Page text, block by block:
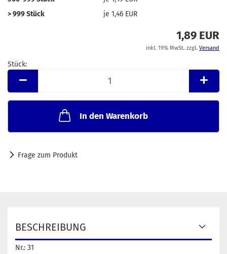
> 999 Stück
je 1,46 EUR
1,89 EUR
inkl. 19% MwSt. zzgl. Versand
Stück:
Stück
In den Warenkorb
Frage zum Produkt
BESCHREIBUNG
Nr.: 31